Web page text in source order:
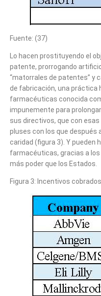
Fuente: (37)
Lo hacen prostituyendo el
patente, prorrogando
“matorrales de patentes” y
de fabricación, una práctica
farmacéuticas conocida
impunemente para
sus directivos, que con
pluses con los que después
caridad (figura 3). Y pueden
farmacéuticas, gracias a
más poder que los Estados.
Figura 3: Incentivos